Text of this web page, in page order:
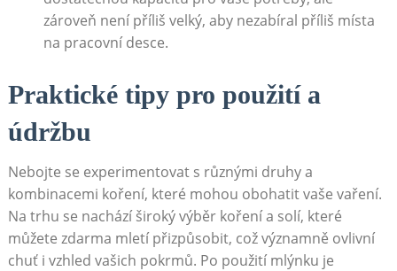
zároveň není příliš velký, aby nezabíral příliš místa
na pracovní desce.
Praktické tipy pro použití a
údržbu
Nebojte se⁤ experimentovat ‌s ⁤různými druhy a
kombinacemi koření,‌ které mohou‍ obohatit vaše vaření.
Na trhu se nachází široký výběr koření a solí, které
můžete zdarma mletí přizpůsobit, ‍což významně ovlivní⁤
chuť i vzhled ‍vašich pokrmů. Po použití mlýnku je